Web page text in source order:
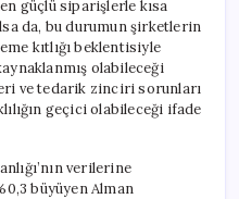
güçlü siparişlerle kısa
da, bu durumun şirketlerin
kıtlığı beklentisiyle
olabileceği
ve tedarik zinciri sorunları
geçici olabileceği ifade
verilerine
büyüyen Alman